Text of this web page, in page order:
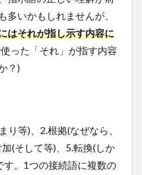
いかもしれませんが、
はそれが指し示す内容に
った「それ」が指す内容
？)
り等)、2.根拠(なぜなら、
(そして等)、5.転換(しか
す。1つの接続語に複数の